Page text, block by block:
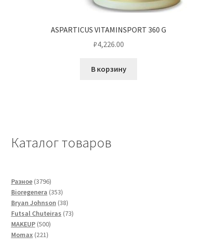
ASPARTICUS VITAMINSPORT 360 G
₽4,226.00
В корзину
Каталог товаров
Разное 37963796
товаров
Bioregenera 353353
товара
Bryan Johnson 3838
товаров
Futsal Сhuteiras 7373
MAKEUP 500500
Momax 221221